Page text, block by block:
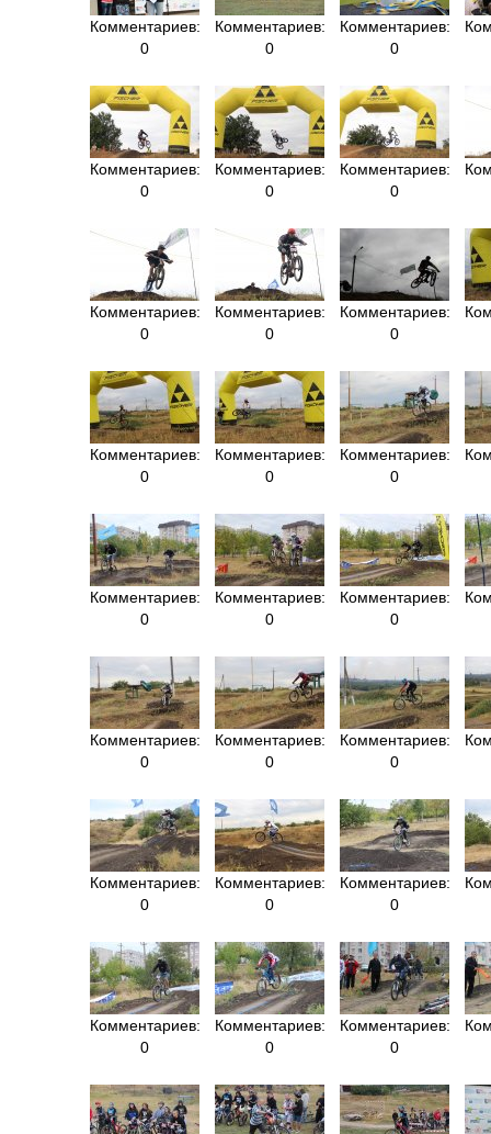
Комментариев:
0
Комментариев:
0
Комментариев:
0
Комментариев:
0
Комментариев:
0
Комментариев:
0
Комментариев:
0
Комментариев:
0
Комментариев:
0
Комментариев:
0
Комментариев:
0
Комментариев:
0
Комментариев:
0
Комментариев:
0
Комментариев:
0
Комментариев:
0
Комментариев:
0
Комментариев:
0
Комментариев:
0
Комментариев:
0
Комментариев:
0
Комментариев:
0
Комментариев:
0
Комментариев:
0